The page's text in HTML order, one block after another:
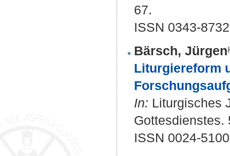
67.
ISSN 0343-8732
Bärsch, Jürgen
Liturgiereform
In: Liturgisches
Gottesdienstes.
ISSN 0024-5100